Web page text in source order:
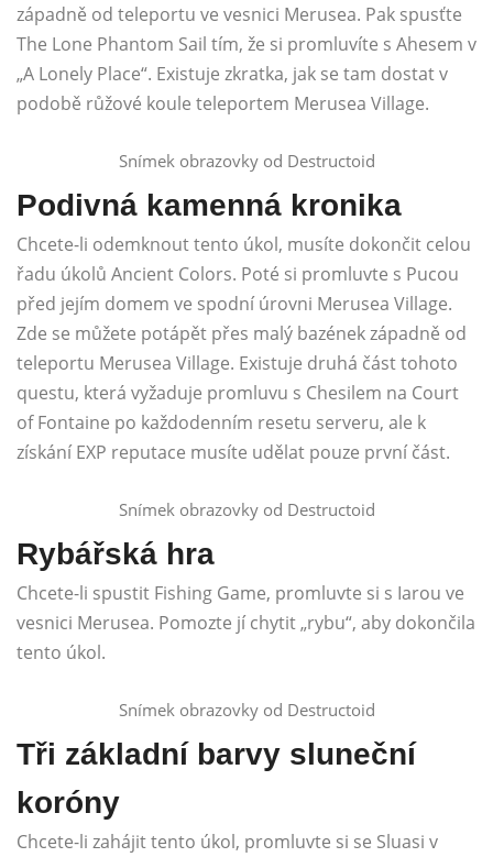
západně od teleportu ve vesnici Merusea. Pak spusťte
The Lone Phantom Sail tím, že si promluvíte s Ahesem v
„A Lonely Place“. Existuje zkratka, jak se tam dostat v
podobě růžové koule teleportem Merusea Village.
Snímek obrazovky od Destructoid
Podivná kamenná kronika
Chcete-li odemknout tento úkol, musíte dokončit celou
řadu úkolů Ancient Colors. Poté si promluvte s Pucou
před jejím domem ve spodní úrovni Merusea Village.
Zde se můžete potápět přes malý bazének západně od
teleportu Merusea Village. Existuje druhá část tohoto
questu, která vyžaduje promluvu s Chesilem na Court
of Fontaine po každodenním resetu serveru, ale k
získání EXP reputace musíte udělat pouze první část.
Snímek obrazovky od Destructoid
Rybářská hra
Chcete-li spustit Fishing Game, promluvte si s Iarou ve
vesnici Merusea. Pomozte jí chytit „rybu“, aby dokončila
tento úkol.
Snímek obrazovky od Destructoid
Tři základní barvy sluneční
koróny
Chcete-li zahájit tento úkol, promluvte si se Sluasi v